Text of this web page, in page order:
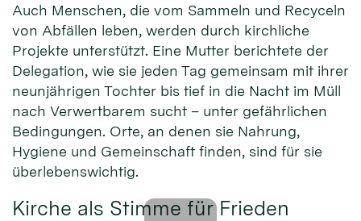
Auch Menschen, die vom Sammeln und Recyceln
von Abfällen leben, werden durch kirchliche
Projekte unterstützt. Eine Mutter berichtete der
Delegation, wie sie jeden Tag gemeinsam mit ihrer
neunjährigen Tochter bis tief in die Nacht im Müll
nach Verwertbarem sucht – unter gefährlichen
Bedingungen. Orte, an denen sie Nahrung,
Hygiene und Gemeinschaft finden, sind für sie
überlebenswichtig.
Kirche als Stimme für Frieden